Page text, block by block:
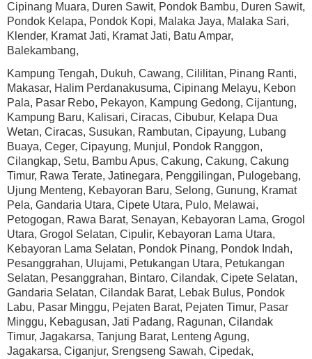
Cipinang Muara, Duren Sawit, Pondok Bambu, Duren Sawit,
Pondok Kelapa, Pondok Kopi, Malaka Jaya, Malaka Sari,
Klender, Kramat Jati, Kramat Jati, Batu Ampar,
Balekambang,
Kampung Tengah, Dukuh, Cawang, Cililitan, Pinang Ranti,
Makasar, Halim Perdanakusuma, Cipinang Melayu, Kebon
Pala, Pasar Rebo, Pekayon, Kampung Gedong, Cijantung,
Kampung Baru, Kalisari, Ciracas, Cibubur, Kelapa Dua
Wetan, Ciracas, Susukan, Rambutan, Cipayung, Lubang
Buaya, Ceger, Cipayung, Munjul, Pondok Ranggon,
Cilangkap, Setu, Bambu Apus, Cakung, Cakung, Cakung
Timur, Rawa Terate, Jatinegara, Penggilingan, Pulogebang,
Ujung Menteng, Kebayoran Baru, Selong, Gunung, Kramat
Pela, Gandaria Utara, Cipete Utara, Pulo, Melawai,
Petogogan, Rawa Barat, Senayan, Kebayoran Lama, Grogol
Utara, Grogol Selatan, Cipulir, Kebayoran Lama Utara,
Kebayoran Lama Selatan, Pondok Pinang, Pondok Indah,
Pesanggrahan, Ulujami, Petukangan Utara, Petukangan
Selatan, Pesanggrahan, Bintaro, Cilandak, Cipete Selatan,
Gandaria Selatan, Cilandak Barat, Lebak Bulus, Pondok
Labu, Pasar Minggu, Pejaten Barat, Pejaten Timur, Pasar
Minggu, Kebagusan, Jati Padang, Ragunan, Cilandak
Timur, Jagakarsa, Tanjung Barat, Lenteng Agung,
Jagakarsa, Ciganjur, Srengseng Sawah, Cipedak,